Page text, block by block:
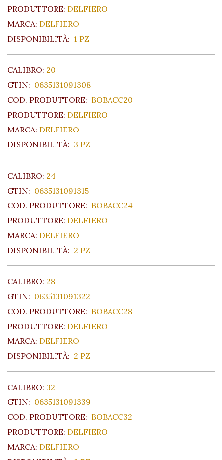
PRODUTTORE: DELFIERO
MARCA: DELFIERO
DISPONIBILITÀ: 1 PZ
CALIBRO: 20
GTIN: 0635131091308
COD. PRODUTTORE: BOBACC20
PRODUTTORE: DELFIERO
MARCA: DELFIERO
DISPONIBILITÀ: 3 PZ
CALIBRO: 24
GTIN: 0635131091315
COD. PRODUTTORE: BOBACC24
PRODUTTORE: DELFIERO
MARCA: DELFIERO
DISPONIBILITÀ: 2 PZ
CALIBRO: 28
GTIN: 0635131091322
COD. PRODUTTORE: BOBACC28
PRODUTTORE: DELFIERO
MARCA: DELFIERO
DISPONIBILITÀ: 2 PZ
CALIBRO: 32
GTIN: 0635131091339
COD. PRODUTTORE: BOBACC32
PRODUTTORE: DELFIERO
MARCA: DELFIERO